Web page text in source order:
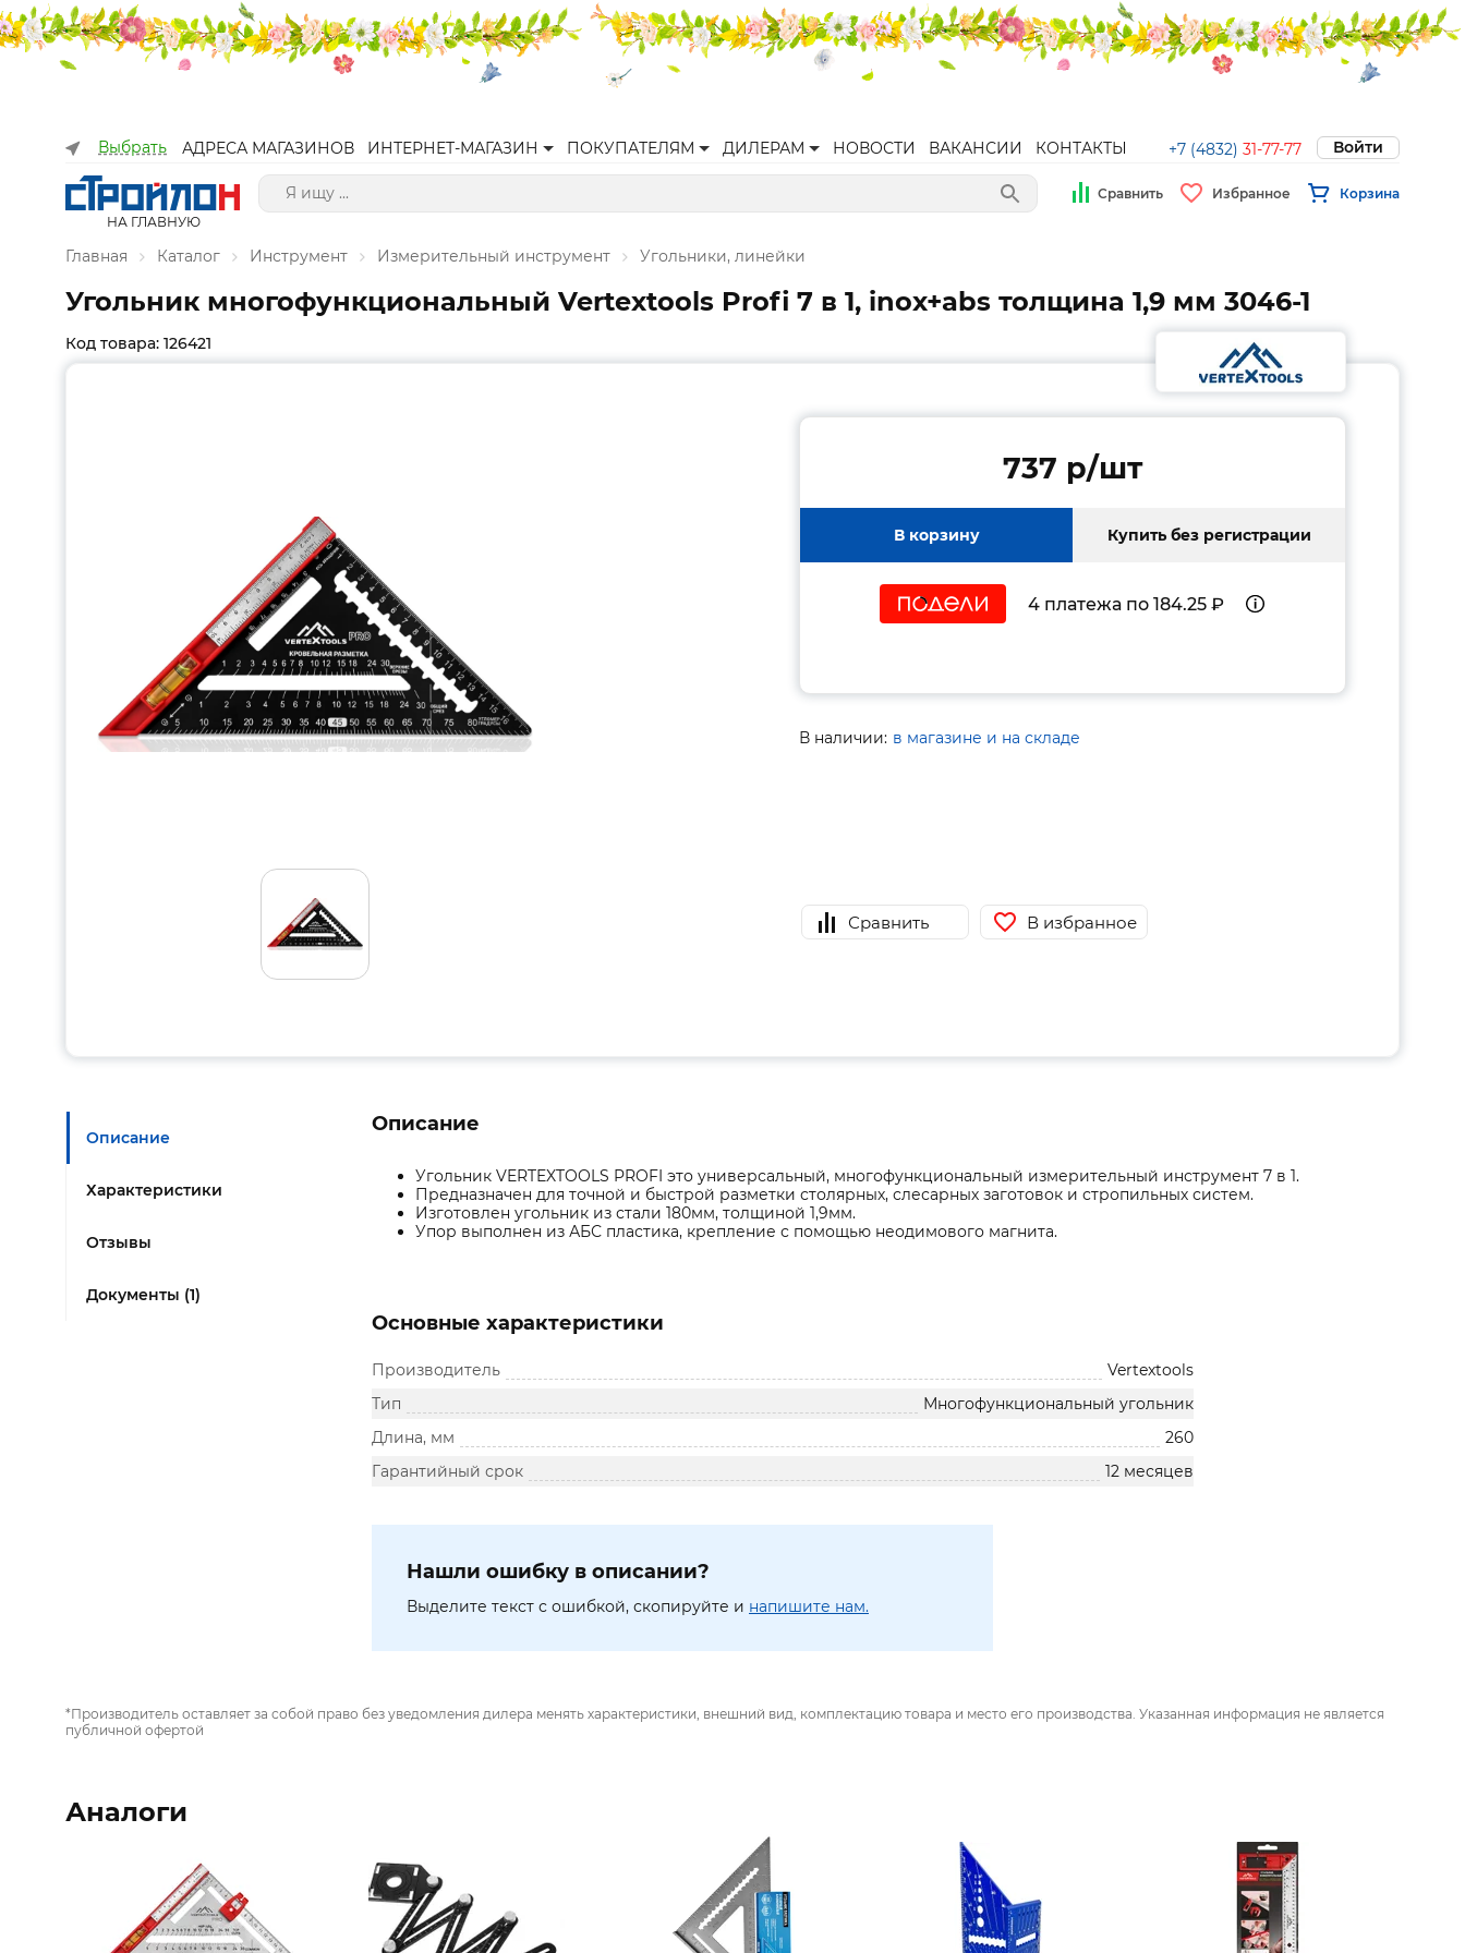
Выбрать АДРЕСА МАГАЗИНОВ ИНТЕРНЕТ-МАГАЗИН ПОКУПАТЕЛЯМ ДИЛЕРАМ НОВОСТИ ВАКАНСИИ КОНТАКТЫ +7 (4832) 31-77-77 Войти
НА ГЛАВНУЮ
Сравнить Избранное Корзина
Главная Каталог Инструмент Измерительный инструмент Угольники, линейки
Угольник многофункциональный Vertextools Profi 7 в 1, inox+abs толщина 1,9 мм 3046-1
Код товара: 126421
737 p/шт
В корзину Купить без регистрации
4 платежа по 184.25 ₽
В наличии: в магазине и на складе
Сравнить В избранное
Описание
Характеристики
Отзывы
Документы (1)
Описание
Угольник VERTEXTOOLS PROFI это универсальный, многофункциональный измерительный инструмент 7 в 1.
Предназначен для точной и быстрой разметки столярных, слесарных заготовок и стропильных систем.
Изготовлен угольник из стали 180мм, толщиной 1,9мм.
Упор выполнен из АБС пластика, крепление с помощью неодимового магнита.
Основные характеристики
Производитель
Vertextools
Тип
Многофункциональный угольник
Длина, мм
260
Гарантийный срок
12 месяцев
Нашли ошибку в описании?
Выделите текст с ошибкой, скопируйте и напишите нам.
*Производитель оставляет за собой право без уведомления дилера менять характеристики, внешний вид, комплектацию товара и место его производства. Указанная информация не является
публичной офертой
Аналоги